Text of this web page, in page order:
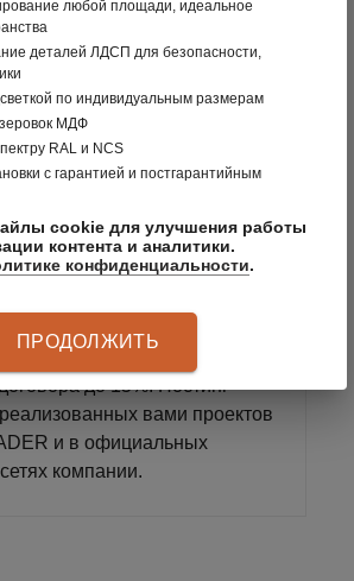
сотрудниками
на продукцию
и престижный бренд на
рынке
ВОЗМОЖНОСТЬ
ЗАРАБОТКА
процента при
до 15%. Постинг
вами проектов
и в официальных
компании.
любой площади, идеальное
деталей ЛДСП для безопасности,
по индивидуальным размерам
МДФ
RAL и NCS
с гарантией и постгарантийным
cookie для улучшения работы
контента и аналитики.
конфиденциальности.
ПРОДОЛЖИТЬ